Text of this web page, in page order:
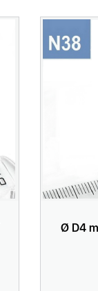
Ø D4